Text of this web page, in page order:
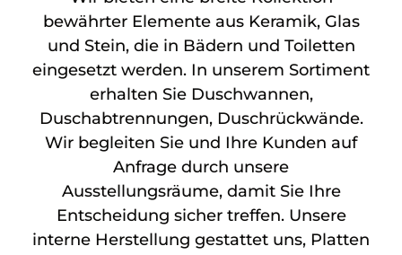
bewährter Elemente aus Keramik, Glas
und Stein, die in Bädern und Toiletten
eingesetzt werden. In unserem Sortiment
erhalten Sie Duschwannen,
Duschabtrennungen, Duschrückwände.
Wir begleiten Sie und Ihre Kunden auf
Anfrage durch unsere
Ausstellungsräume, damit Sie Ihre
Entscheidung sicher treffen. Unsere
interne Herstellung gestattet uns, Platten